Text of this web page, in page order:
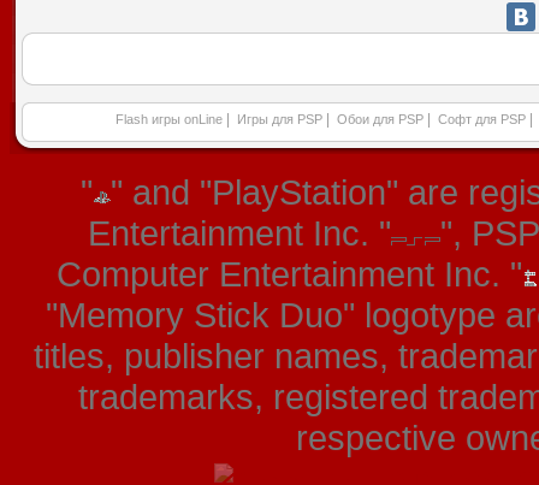
Flash игры onLine Игры для PSP Обои для PSP Софт для PSP
" " and "PlayStation" are
Entertainment Inc. "
",
Computer Entertainment Inc. "
"Memory Stick Duo" logotype
titles, publisher names,
trademarks, registered
respective